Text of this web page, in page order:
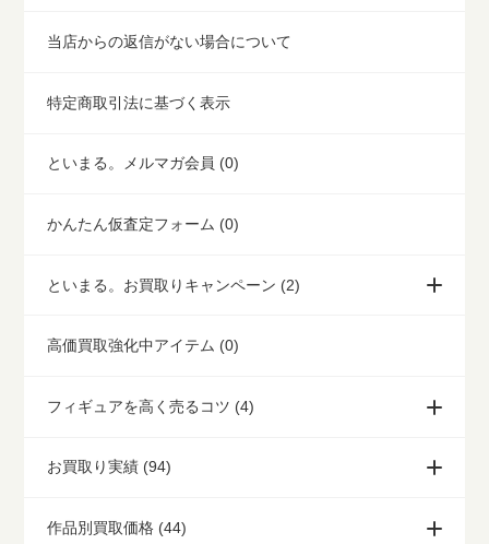
当店からの返信がない場合について
特定商取引法に基づく表示
といまる。メルマガ会員 (0)
かんたん仮査定フォーム (0)
といまる。お買取りキャンペーン (2)
高価買取強化中アイテム (0)
フィギュアを高く売るコツ (4)
お買取り実績 (94)
作品別買取価格 (44)